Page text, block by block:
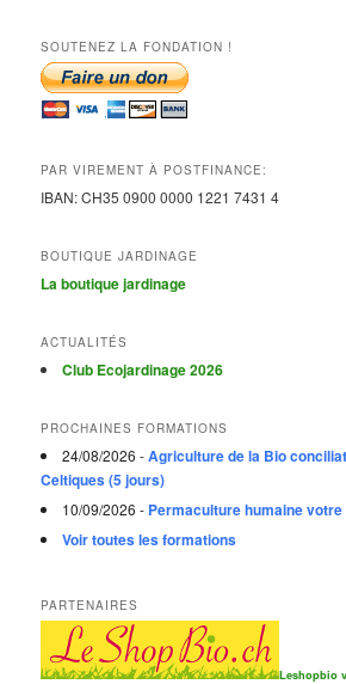
SOUTENEZ LA FONDATION !
PAR VIREMENT À POSTFINANCE:
IBAN:CH35 0900 0000 1221 74314
BOUTIQUE JARDINAGE
La boutique jardinage
ACTUALITÉS
Club Ecojardinage 2026
PROCHAINES FORMATIONS
24/08/2026 -Agriculture de la Bio
Celtiques (5 jours)
10/09/2026 - Permaculture humaine
Voir toutes les formations
PARTENAIRES
Leshopbio